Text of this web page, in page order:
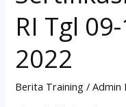
RI Tgl
2022
Berita Training /Admin
November